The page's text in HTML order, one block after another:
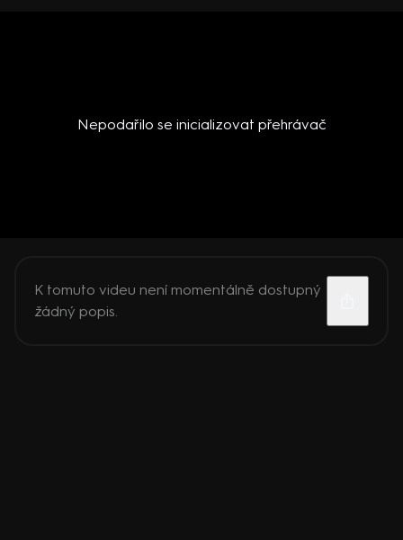
Nepodařilo se inicializovat přehrávač
K tomuto videu není momentálně dostupný
žádný popis.